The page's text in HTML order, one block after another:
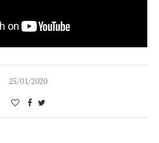
25/01/2020